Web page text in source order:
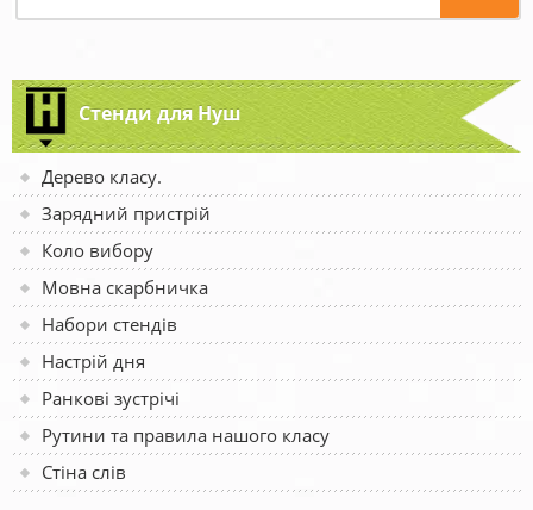
Стенди для Нуш
Дерево класу.
Зарядний пристрій
Коло вибору
Мовна скарбничка
Набори стендів
Настрій дня
Ранкові зустрічі
Рутини та правила нашого класу
Стіна слів